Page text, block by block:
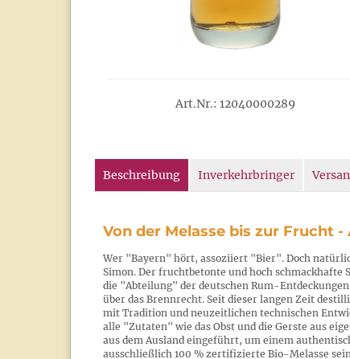
Art.Nr.: 12040000289
Beschreibung Inverkehrbringer
Von der Melasse bis zur Frucht
Wer "Bayern" hört, assoziiert "Bier". Doch
Simon. Der fruchtbetonte und hoch
die "Abteilung" der deutschen Rum-
über das Brennrecht. Seit dieser langen Zeit
mit Tradition und neuzeitlichen technischen
alle "Zutaten" wie das Obst und die Gerste aus
aus dem Ausland eingeführt, um einem
ausschließlich 100 % zertifizierte Bio-Melasse